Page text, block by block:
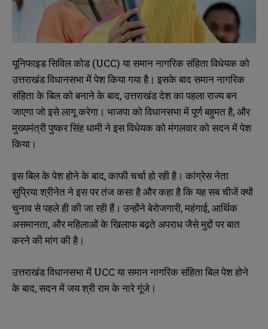
यूनिफाइड सिविल कोड (UCC) या समान नागरिक संहिता विधेयक को
उत्तराखंड विधानसभा में पेश किया गया है। इसके बाद समान नागरिक
संहिता के बिल को बनाने के बाद, उत्तराखंड देश का पहला राज्य बन
जाएगा जो इसे लागू करेगा। भाजपा को विधानसभा में पूर्ण बहुमत है, और
मुख्यमंत्री पुष्कर सिंह धामी ने इस विधेयक को मंगलवार को सदन में पेश
किया।
इस बिल के पेश होने के बाद, काफी चर्चा हो रही है। कांग्रेस नेता
सुप्रिया श्रीनेत ने इस पर तंज कसा है और कहा है कि यह सब चीजें क्यों
चुनाव से पहले ही की जा रही हैं। उन्होंने बेरोजगारी, महंगाई, आर्थिक
असमानता, और महिलाओं के खिलाफ बढ़ते अपराध जैसे मुद्दों पर बात
करने की मांग की है।
उत्तराखंड विधानसभा में UCC या समान नागरिक संहिता बिल पेश होने
के बाद, सदन में जय श्री राम के नारे गूंजे।